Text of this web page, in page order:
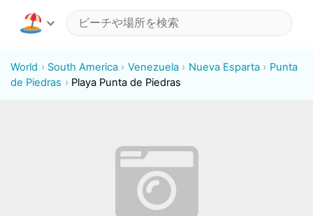
World South America Venezuela Nueva Esparta
Punta
de Piedras
Playa Punta de Piedras